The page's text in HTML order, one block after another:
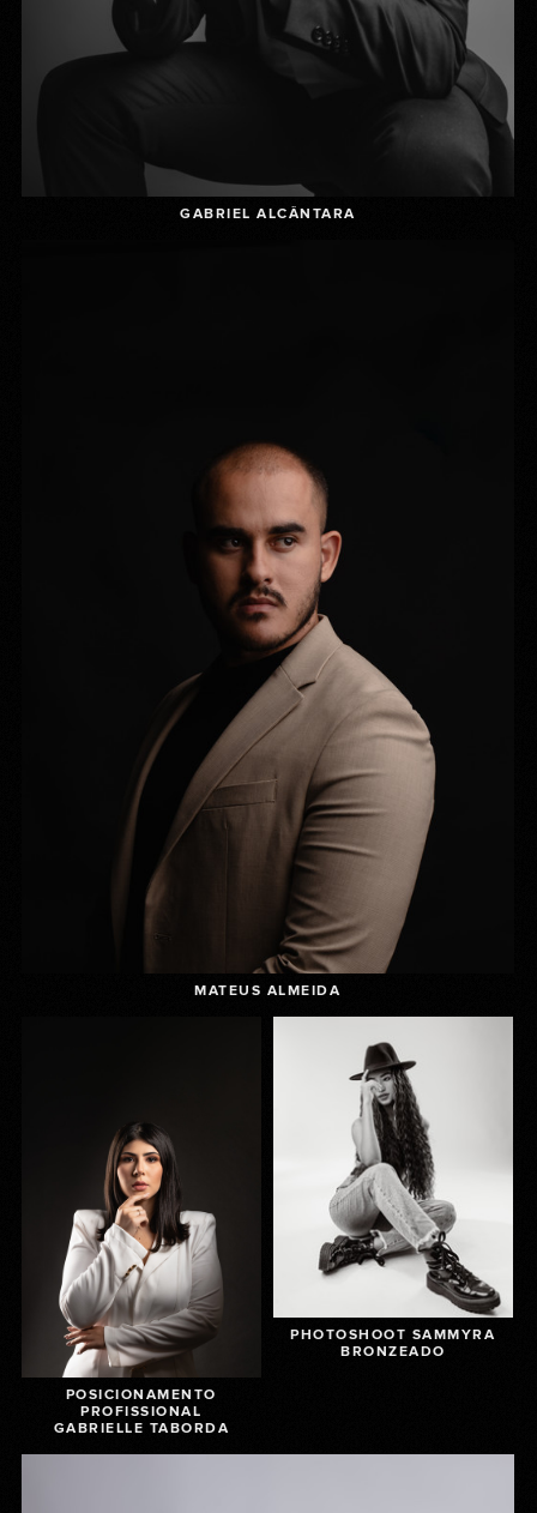
GABRIEL ALCÂNTARA
MATEUS ALMEIDA
POSICIONAMENTO
PROFISSIONAL
GABRIELLE TABORDA
PHOTOSHOOT SAMMYRA
BRONZEADO